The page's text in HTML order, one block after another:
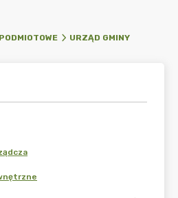
URZĄD GMINY